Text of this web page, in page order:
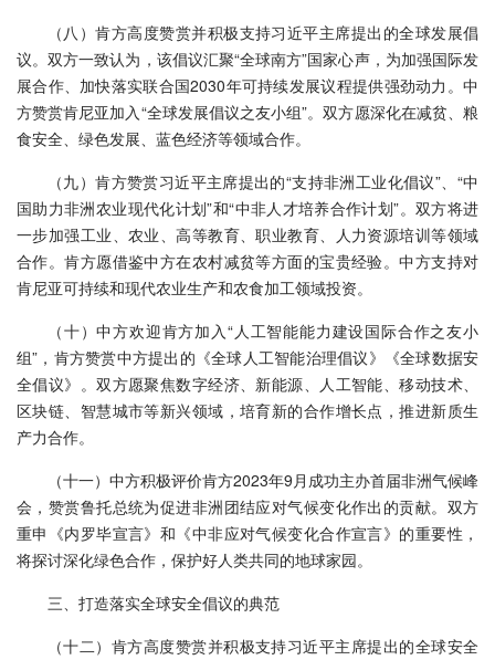
（八）肯方高度赞赏并积极支持习近平主席提出的全球发展倡
议。双方一致认为，该倡议汇聚“全球南方”国家心声，为加强国际发
展合作、加快落实联合国2030年可持续发展议程提供强劲动力。中
方赞赏肯尼亚加入“全球发展倡议之友小组”。双方愿深化在减贫、粮
食安全、绿色发展、蓝色经济等领域合作。
（九）肯方赞赏习近平主席提出的“支持非洲工业化倡议”、“中
国助力非洲农业现代化计划”和“中非人才培养合作计划”。双方将进
一步加强工业、农业、高等教育、职业教育、人力资源培训等领域
合作。肯方愿借鉴中方在农村减贫等方面的宝贵经验。中方支持对
肯尼亚可持续和现代农业生产和农食加工领域投资。
（十）中方欢迎肯方加入“人工智能能力建设国际合作之友小
组”，肯方赞赏中方提出的《全球人工智能治理倡议》《全球数据安
全倡议》。双方愿聚焦数字经济、新能源、人工智能、移动技术、
区块链、智慧城市等新兴领域，培育新的合作增长点，推进新质生
产力合作。
（十一）中方积极评价肯方2023年9月成功主办首届非洲气候峰
会，赞赏鲁托总统为促进非洲团结应对气候变化作出的贡献。双方
重申《内罗毕宣言》和《中非应对气候变化合作宣言》的重要性，
将探讨深化绿色合作，保护好人类共同的地球家园。
三、打造落实全球安全倡议的典范
（十二）肯方高度赞赏并积极支持习近平主席提出的全球安全